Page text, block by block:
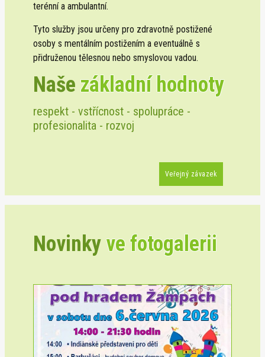
terénní a ambulantní.
Tyto služby jsou určeny pro zdravotně postižené
osoby s mentálním postižením a eventuálně s
přidruženou tělesnou nebo smyslovou vadou.
Naše základní hodnoty
respekt - vstřícnost - spolupráce -
profesionalita - rozvoj
Veřejný závazek
Novinkyve fotogalerii